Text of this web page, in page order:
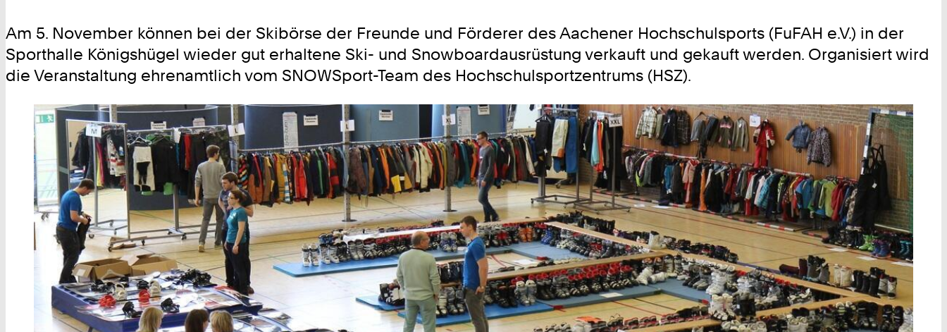
Am 5. November können bei der Skibörse der Freunde und Förderer des Aachener Hochschulsports (FuFAH e.V.) in der
Sporthalle Königshügel wieder gut erhaltene Ski- und Snowboardausrüstung verkauft und gekauft werden. Organisiert wird
die Veranstaltung ehrenamtlich vom SNOWSport-Team des Hochschulsportzentrums (HSZ).